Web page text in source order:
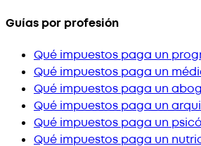
Guías por profesión
Qué impuestos paga un
Qué impuestos paga un
Qué impuestos paga un
Qué impuestos paga un
Qué impuestos paga un
Qué impuestos paga un